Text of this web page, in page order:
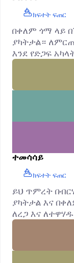
ክፍተት ፍጠር
በቀለም ጎማ ላይ
ያካትታል።
እንደ የድጋፍ
ተመሳሳይ
ክፍተት ፍጠር
ይህ ጥምረት
ያካትታል እና
ለረጋ እና